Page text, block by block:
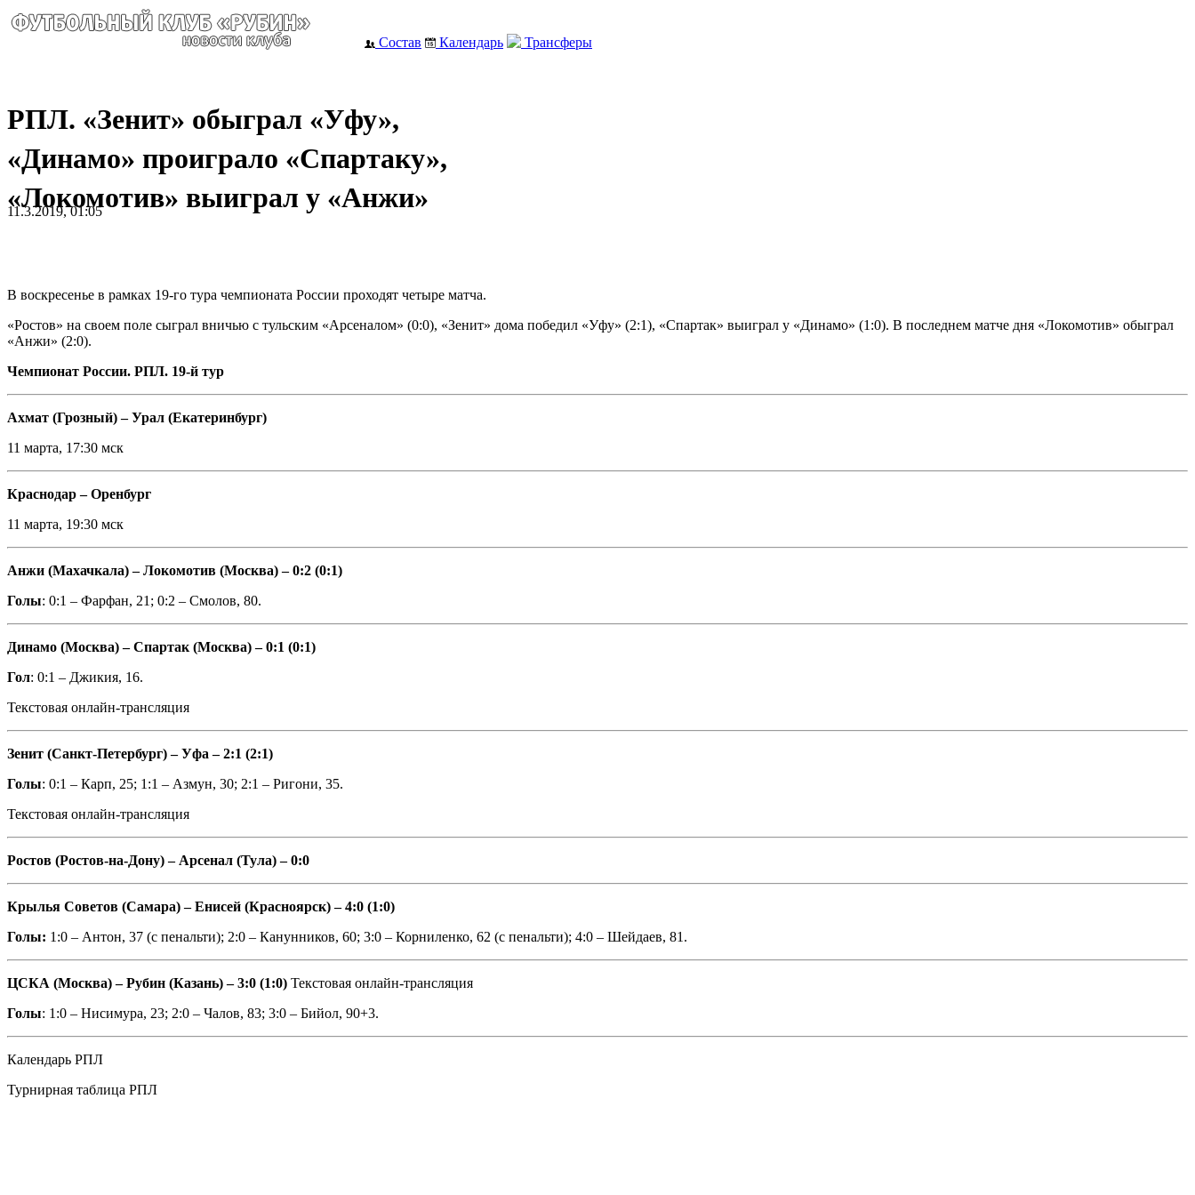
Состав Календарь Трансферы
РПЛ. «Зенит» обыграл «Уфу»,
«Динамо» проиграло «Спартаку»,
«Локомотив» выиграл у «Анжи»
11.3.2019, 01:05
В воскресенье в рамках 19-го тура чемпионата России проходят четыре матча.
«Ростов» на своем поле сыграл вничью с тульским «Арсеналом» (0:0), «Зенит» дома победил «Уфу» (2:1), «Спартак» выиграл у «Динамо» (1:0). В последнем матче дня «Локомотив» обыграл
«Анжи» (2:0).
Чемпионат России. РПЛ. 19-й тур
Ахмат (Грозный) – Урал (Екатеринбург)
11 марта, 17:30 мск
Краснодар – Оренбург
11 марта, 19:30 мск
Анжи (Махачкала) – Локомотив (Москва) – 0:2 (0:1)
Голы: 0:1 – Фарфан, 21; 0:2 – Смолов, 80.
Динамо (Москва) – Спартак (Москва) – 0:1 (0:1)
Гол: 0:1 – Джикия, 16.
Текстовая онлайн-трансляция
Зенит (Санкт-Петербург) – Уфа – 2:1 (2:1)
Голы: 0:1 – Карп, 25; 1:1 – Азмун, 30; 2:1 – Ригони, 35.
Текстовая онлайн-трансляция
Ростов (Ростов-на-Дону) – Арсенал (Тула) – 0:0
Крылья Советов (Самара) – Енисей (Красноярск)– 4:0 (1:0)
Голы: 1:0 – Антон, 37 (с пенальти); 2:0 – Канунников, 60; 3:0 – Корниленко, 62 (с пенальти); 4:0 – Шейдаев, 81.
ЦСКА (Москва) – Рубин (Казань) – 3:0 (1:0) Текстовая онлайн-трансляция
Голы: 1:0 – Нисимура, 23; 2:0 – Чалов, 83; 3:0 – Бийол, 90+3.
Календарь РПЛ
Турнирная таблица РПЛ